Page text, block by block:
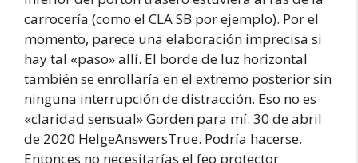
carrocería (como el CLA SB por ejemplo). Por el
momento, parece una elaboración imprecisa si
hay tal «paso» allí. El borde de luz horizontal
también se enrollaría en el extremo posterior sin
ninguna interrupción de distracción. Eso no es
«claridad sensual» Gorden para mí. 30 de abril
de 2020 HelgeAnswersTrue. Podría hacerse.
Entonces no necesitarías el feo protector